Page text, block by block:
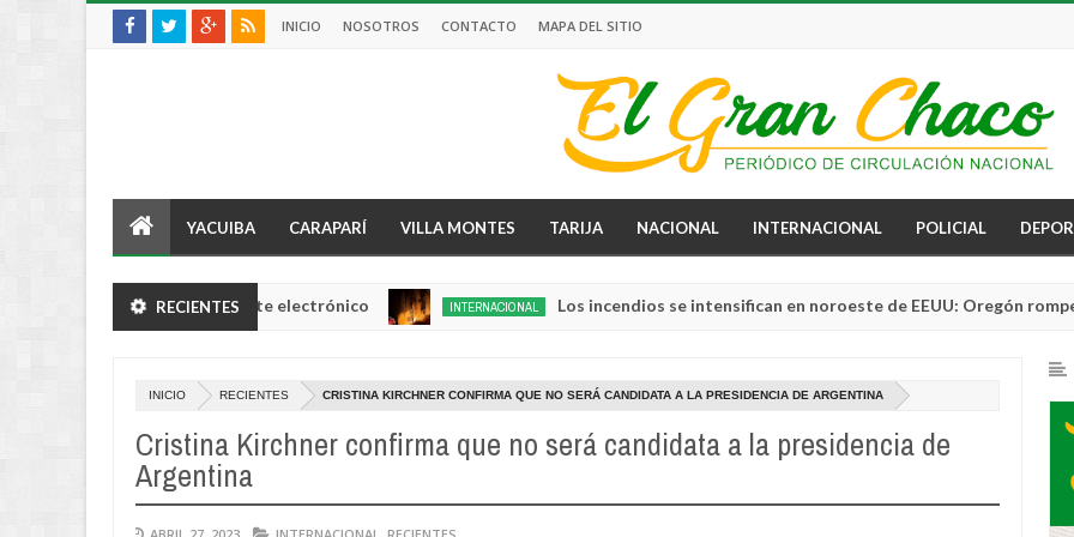
INICIO NOSOTROS CONTACTO MAPA DEL SITIO
YACUIBA CARAPARÍ VILLA MONTES TARIJA NACIONAL INTERNACIONAL POLICIAL
RECIENTES
por no usar su brazalete electrónico INTERNACIONAL Los incendios se intensifican en noroeste de EEUU: Oregón rompe récord
INICIO RECIENTES CRISTINA KIRCHNER CONFIRMA QUE NO SERÁ CANDIDATA A LA PRESIDENCIA DE ARGENTINA
Cristina Kirchner confirma que no será candidata a la presidencia de
Argentina